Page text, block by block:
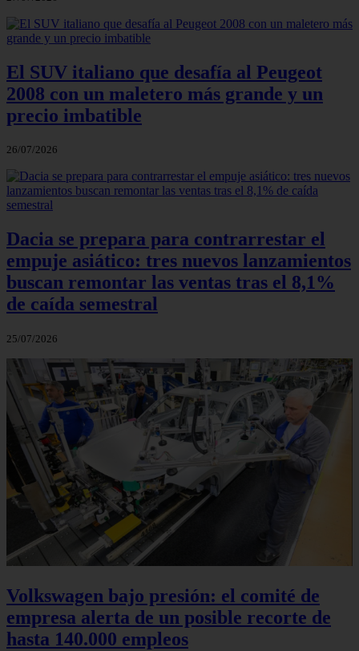
El SUV italiano que desafía al Peugeot
2008 con un maletero más grande y un
precio imbatible
26/07/2026
Dacia se prepara para contrarrestar el
empuje asiático: tres nuevos lanzamientos
buscan remontar las ventas tras el 8,1%
de caída semestral
25/07/2026
Volkswagen bajo presión: el comité de
empresa alerta de un posible recorte de
hasta 140.000 empleos